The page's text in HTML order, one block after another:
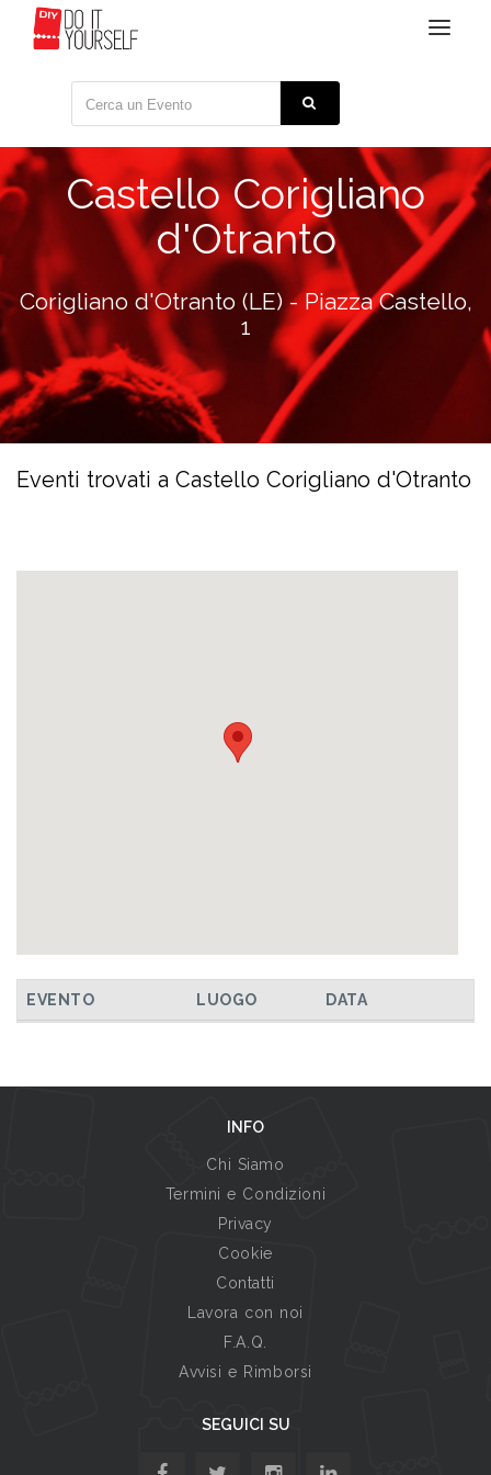
Toggle
Castello Corigliano
d'Otranto
Corigliano d'Otranto (LE) - Piazza Castello,
1
Eventi trovati a Castello Corigliano d'Otranto
EVENTO LUOGO DATA
INFO
Chi Siamo
Termini e Condizioni
Privacy
Cookie
Contatti
Lavora con noi
F.A.Q.
Avvisi e Rimborsi
SEGUICI SU